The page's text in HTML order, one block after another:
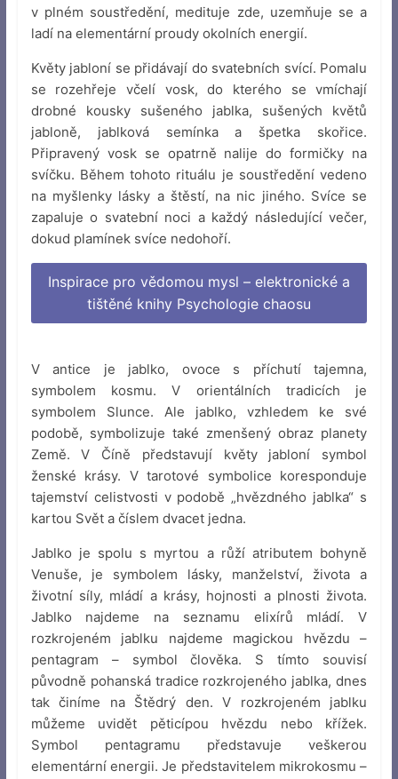
v plném soustředění, medituje zde, uzemňuje se a
ladí na elementární proudy okolních energií.
Květy jabloní se přidávají do svatebních svící. Pomalu
se rozehřeje včelí vosk, do kterého se vmíchají
drobné kousky sušeného jablka, sušených květů
jabloně, jablková semínka a špetka skořice.
Připravený vosk se opatrně nalije do formičky na
svíčku. Během tohoto rituálu je soustředění vedeno
na myšlenky lásky a štěstí, na nic jiného. Svíce se
zapaluje o svatební noci a každý následující večer,
dokud plamínek svíce nedohoří.
Inspirace pro vědomou mysl – elektronické a
tištěné knihy Psychologie chaosu
V antice je jablko, ovoce s příchutí tajemna,
symbolem kosmu. V orientálních tradicích je
symbolem Slunce. Ale jablko, vzhledem ke své
podobě, symbolizuje také zmenšený obraz planety
Země. V Číně představují květy jabloní symbol
ženské krásy. V tarotové symbolice koresponduje
tajemství celistvosti v podobě „hvězdného jablka“ s
kartou Svět a číslem dvacet jedna.
Jablko je spolu s myrtou a růží atributem bohyně
Venuše, je symbolem lásky, manželství, života a
životní síly, mládí a krásy, hojnosti a plnosti života.
Jablko najdeme na seznamu elixírů mládí. V
rozkrojeném jablku najdeme magickou hvězdu –
pentagram – symbol člověka. S tímto souvisí
původně pohanská tradice rozkrojeného jablka, dnes
tak činíme na Štědrý den. V rozkrojeném jablku
můžeme uvidět pěticípou hvězdu nebo křížek.
Symbol pentagramu představuje veškerou
elementární energii. Je představitelem mikrokosmu –